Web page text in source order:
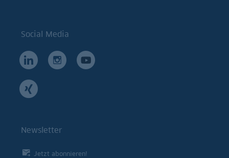
Social Media
Newsletter
Jetzt abonnieren!